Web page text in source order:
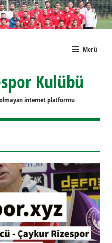
Menü
Kulübü
internet platformu